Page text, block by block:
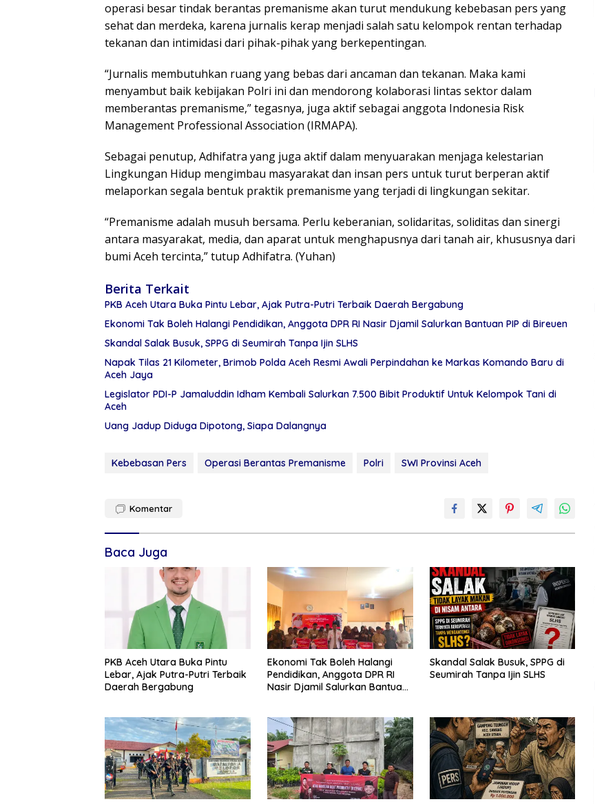
operasi besar tindak berantas premanisme akan turut mendukung kebebasan pers yang
sehat dan merdeka, karena jurnalis kerap menjadi salah satu kelompok rentan terhadap
tekanan dan intimidasi dari pihak-pihak yang berkepentingan.
“Jurnalis membutuhkan ruang yang bebas dari ancaman dan tekanan. Maka kami
menyambut baik kebijakan Polri ini dan mendorong kolaborasi lintas sektor dalam
memberantas premanisme,” tegasnya, juga aktif sebagai anggota Indonesia Risk
Management Professional Association (IRMAPA).
Sebagai penutup, Adhifatra yang juga aktif dalam menyuarakan menjaga kelestarian
Lingkungan Hidup mengimbau masyarakat dan insan pers untuk turut berperan aktif
melaporkan segala bentuk praktik premanisme yang terjadi di lingkungan sekitar.
“Premanisme adalah musuh bersama. Perlu keberanian, solidaritas, soliditas dan sinergi
antara masyarakat, media, dan aparat untuk menghapusnya dari tanah air, khususnya dari
bumi Aceh tercinta,” tutup Adhifatra. (Yuhan)
Berita Terkait
PKB Aceh Utara Buka Pintu Lebar, Ajak Putra-Putri Terbaik Daerah Bergabung
Ekonomi Tak Boleh Halangi Pendidikan, Anggota DPR RI Nasir Djamil Salurkan Bantuan PIP di Bireuen
Skandal Salak Busuk, SPPG di Seumirah Tanpa Ijin SLHS
Napak Tilas 21 Kilometer, Brimob Polda Aceh Resmi Awali Perpindahan ke Markas Komando Baru di
Aceh Jaya
Legislator PDI-P Jamaluddin Idham Kembali Salurkan 7.500 Bibit Produktif Untuk Kelompok Tani di
Aceh
Uang Jadup Diduga Dipotong, Siapa Dalangnya
Kebebasan Pers Operasi Berantas Premanisme Polri SWI Provinsi Aceh
Komentar
Baca Juga
PKB Aceh Utara Buka Pintu
Lebar, Ajak Putra-Putri Terbaik
Daerah Bergabung
Ekonomi Tak Boleh Halangi
Pendidikan, Anggota DPR RI
Nasir Djamil Salurkan Bantuan
Skandal Salak Busuk, SPPG di
Seumirah Tanpa Ijin SLHS